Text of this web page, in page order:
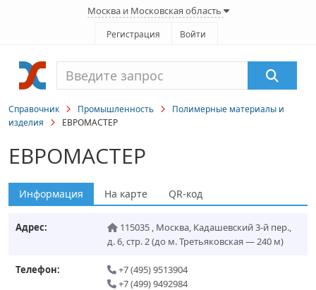
Москва и Московская область
Регистрация Войти
Справочник Промышленность
Полимерные материалы и
изделия
ЕВРОМАСТЕР
ЕВРОМАСТЕР
Информация На карте QR-код
Адрес: 115035 , Москва, Кадашевский 3-й пер.,
д. 6, стр. 2(до м. Третьяковская — 240 м)
Телефон:
+7 (495) 9513904
+7 (499) 9492984